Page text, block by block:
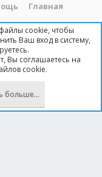
Главная
защищены. При
обязательна!
cookie, чтобы
Ваш вход в систему,
Вы соглашаетесь на
cookie.
больше…